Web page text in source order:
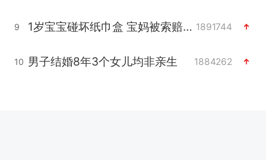
9 1岁宝宝碰坏纸巾盒 宝妈被索赔924元 1891744
10 男子结婚8年3个女儿均非亲生 1884262